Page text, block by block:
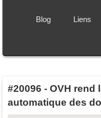
Blog Liens
#20096 - OVH rend
automatique des